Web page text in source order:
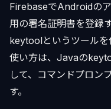
FirebaseでAndroidの
用の署名証明書を登録
keytoolというツールを
使い方は、Javaの
して、コマンドプロン
す。